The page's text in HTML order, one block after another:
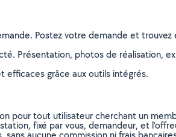
Postez votre demande et
Présentation, photos de réalisation,
efficaces grâce aux outils intégrés.
pour tout utilisateur cherchant un
fixé par vous, demandeur, et